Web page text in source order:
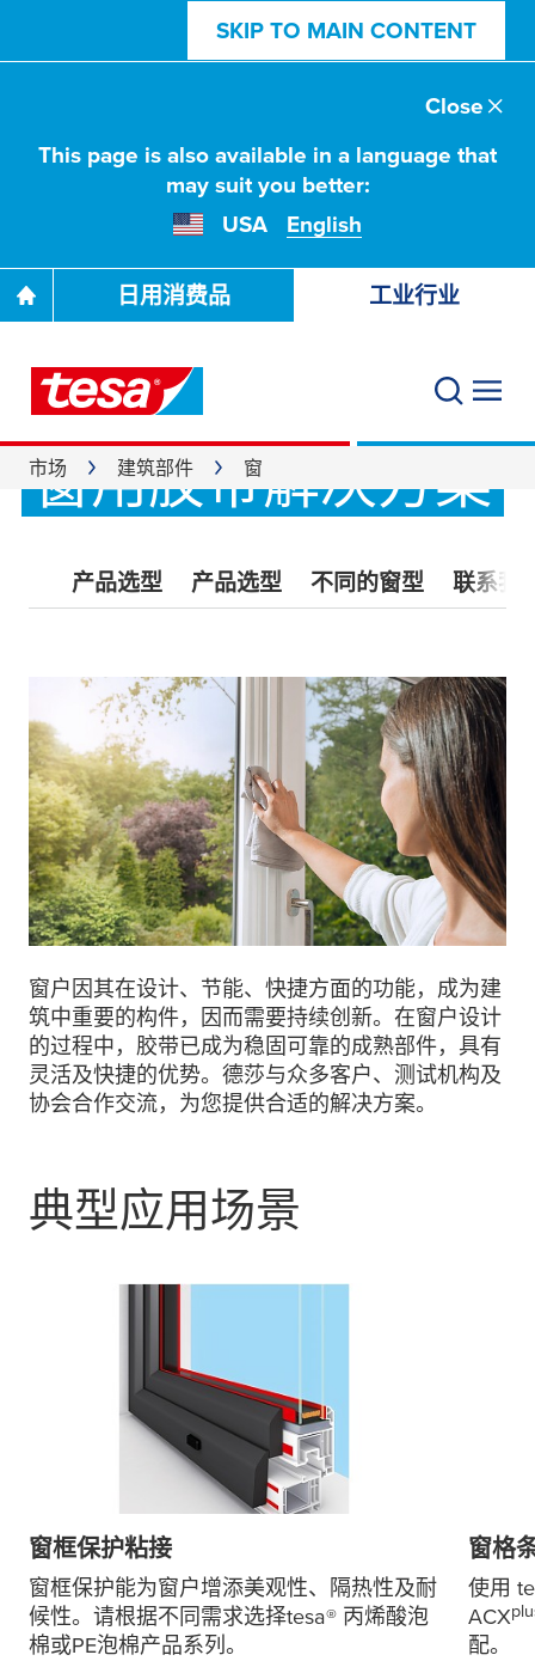
SKIP TO MAIN CONTENT
This page is also available in a language that
may suit you better:
USA
English
Close
日用消费品 工业行业
市场 建筑部件 窗
窗用胶带解决方案
产品选型 产品选型 不同的窗型 联系我
窗户因其在设计、节能、快捷方面的功能，成为建
筑中重要的构件，因而需要持续创新。在窗户设计
的过程中，胶带已成为稳固可靠的成熟部件，具有
灵活及快捷的优势。德莎与众多客户、测试机构及
协会合作交流，为您提供合适的解决方案。
典型应用场景
窗框保护粘接
窗框保护能为窗户增添美观性、隔热性及耐
候性。请根据不同需求选择tesa® 丙烯酸泡
棉或PE泡棉产品系列。
窗格
使用
ACX
配。